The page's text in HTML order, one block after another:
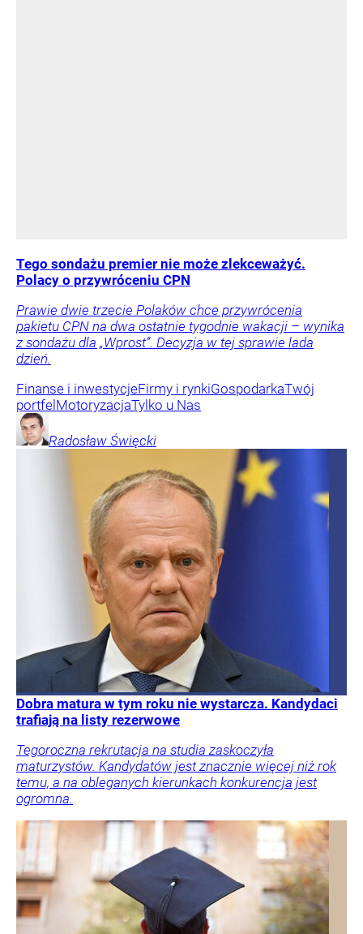
Tego sondażu premier nie może zlekceważyć.
Polacy o przywróceniu CPN
Prawie dwie trzecie Polaków chce przywrócenia
pakietu CPN na dwa ostatnie tygodnie wakacji – wynika
z sondażu dla „Wprost”. Decyzja w tej sprawie lada
dzień.
Finanse i inwestycjeFirmy i rynkiGospodarkaTwój
portfel MotoryzacjaTylko u Nas
Radosław Święcki
Dobra matura w tym roku nie wystarcza. Kandydaci
trafiają na listy rezerwowe
Tegoroczna rekrutacja na studia zaskoczyła
maturzystów. Kandydatów jest znacznie więcej niż rok
temu, a na obleganych kierunkach konkurencja jest
ogromna.